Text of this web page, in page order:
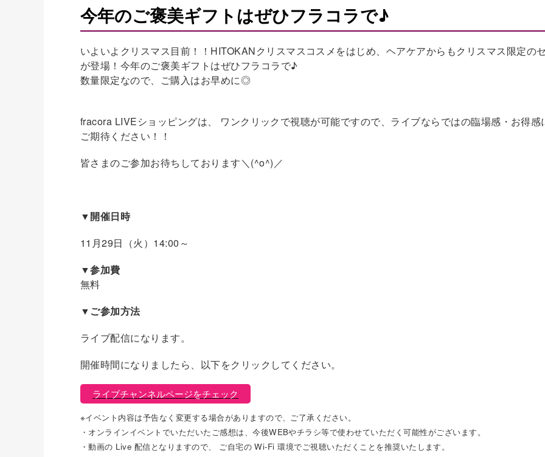
今年のご褒美ギフトはぜひフラコラで♪
いよいよクリスマス目前！！HITOKANクリスマスコスメをはじめ、ヘアケアからもクリスマス限定の
が登場！今年のご褒美ギフトはぜひフラコラで♪
数量限定なので、ご購入はお早めに◎
fracora LIVEショッピングは、 ワンクリックで視聴が可能ですので、ライブならではの臨場感・お得感
ご期待ください！！
皆さまのご参加お待ちしております＼(^o^)／
▼開催日時
11月29日（火）14:00～
▼参加費
無料
▼ご参加方法
ライブ配信になります。
開催時間になりましたら、以下をクリックしてください。
ライブチャンネルページをチェック
※イベント内容は予告なく変更する場合がありますので、ご了承ください。
・オンラインイベントでいただいたご感想は、今後WEBやチラシ等で使わせていただく可能性がございます。
・動画の Live 配信となりますので、 ご自宅の Wi-Fi 環境でご視聴いただくことを推奨いたします。